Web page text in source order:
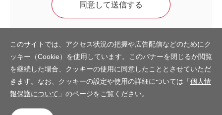
このサイトでは、アクセス状況の把握や広告配信などのためにク
ッキー（Cookie）を使用しています。このバナーを閉じるか閲覧
を継続した場合、クッキーの使用に同意したこととさせていただ
きます。なお、クッキーの設定や使用の詳細については「個人情
報保護について 」のページをご覧ください。